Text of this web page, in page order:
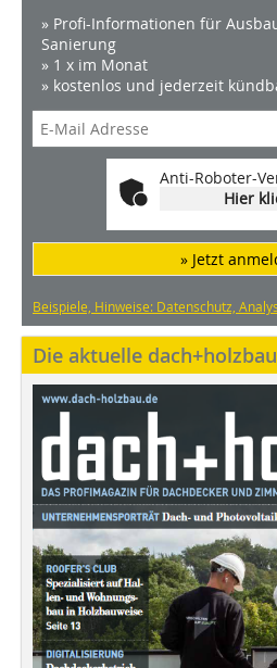
» Profi-Informationen für
Sanierung
» 1 x im Monat
» kostenlos und jederzeit
Anti-Roboter-
Hier
» Jetzt
Beispiele, Hinweise: Datenschutz,
Die aktuelle dach+holzbau